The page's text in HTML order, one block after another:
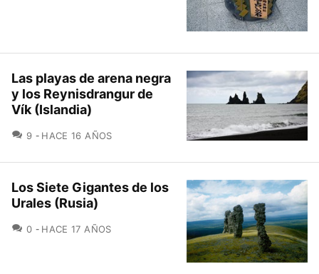
Las playas de arena negra
y los Reynisdrangur de
Vík (Islandia)
9 COMENTARIOS
HACE 16 AÑOS
Los Siete Gigantes de los
Urales (Rusia)
0 COMENTARIOS
HACE 17 AÑOS